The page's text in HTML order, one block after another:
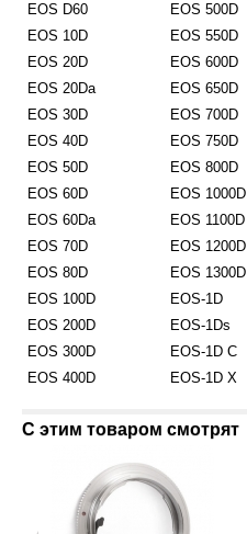
EOS D60
EOS 10D
EOS 20D
EOS 20Da
EOS 30D
EOS 40D
EOS 50D
EOS 60D
EOS 60Da
EOS 70D
EOS 80D
EOS 100D
EOS 200D
EOS 300D
EOS 400D
EOS 500D
EOS 550D
EOS 600D
EOS 650D
EOS 700D
EOS 750D
EOS 800D
EOS 1000D
EOS 1100D
EOS 1200D
EOS 1300D
EOS-1D
EOS-1Ds
EOS-1D C
EOS-1D X
С этим товаром смотрят